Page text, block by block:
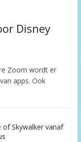
Disney
Zoom wordt er
apps. Ook
of Skywalker vanaf